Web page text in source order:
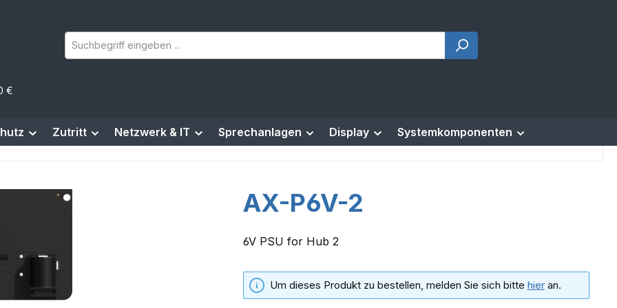
€
Zutritt Netzwerk & IT Sprechanlagen Display Systemkomponenten
AX-P6V-2
6V PSU for Hub 2
Um dieses Produkt zu bestellen, melden Sie sich bitte hieran.